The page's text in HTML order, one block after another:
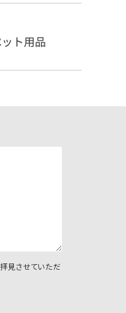
見させていただ